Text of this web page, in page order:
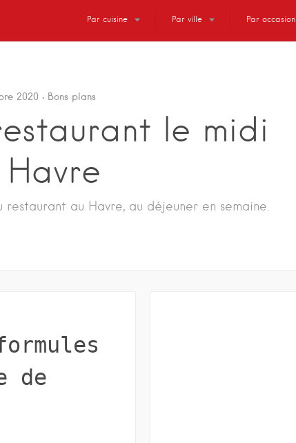
Par cuisine Par ville Par occasion
2020 Bons plans
le midi
au Havre, au déjeuner en semaine.
de